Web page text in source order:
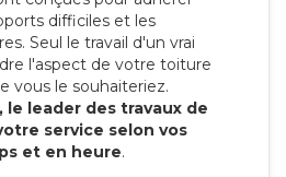
difficiles et les
Seul le travail d'un vrai
l'aspect de votre toiture
vous le souhaiteriez.
le leader des travaux de
service selon vos
et en heure.